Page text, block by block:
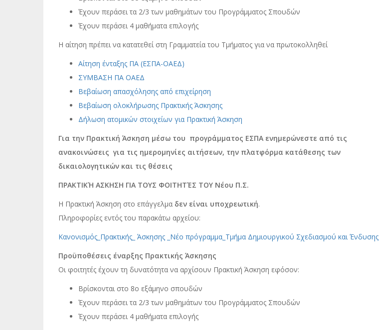
Έχουν περάσει τα 2/3 των μαθημάτων του Προγράμματος Σπουδών
Έχουν περάσει 4 μαθήματα επιλογής
Η αίτηση πρέπει να κατατεθεί στη Γραμματεία του Τμήματος για να πρωτοκολληθεί
Αίτηση ένταξης ΠΑ (ΕΣΠΑ-ΟΑΕΔ)
ΣΥΜΒΑΣΗ ΠΑ ΟΑΕΔ
Βεβαίωση απασχόλησης από επιχείρηση
Βεβαίωση ολοκλήρωσης Πρακτικής Άσκησης
Δήλωση ατομικών στοιχείων για Πρακτική Άσκηση
Για την Πρακτική Άσκηση μέσω του προγράμματος ΕΣΠΑ ενημερώνεστε από τις
ανακοινώσεις για τις ημερομηνίες αιτήσεων, την πλατφόρμα κατάθεσης των
δικαιολογητικών και τις θέσεις
ΠΡΑΚΤΙΚΉ ΑΣΚΗΣΗ ΓΙΑ ΤΟΥΣ ΦΟΙΤΗΤΈΣ ΤΟΥ Νέου Π.Σ.
Η Πρακτική Άσκηση στο επάγγελμα δεν είναι υποχρεωτική.
Πληροφορίες εντός του παρακάτω αρχείου:
Κανονισμός_Πρακτικής_ Άσκησης _Νέο πρόγραμμα_Τμήμα Δημιουργικού Σχεδιασμού και Ένδυσης
Προϋποθέσεις έναρξης Πρακτικής Άσκησης
Οι φοιτητές έχουν τη δυνατότητα να αρχίσουν Πρακτική Άσκηση εφόσον:
Βρίσκονται στο 8o εξάμηνο σπουδών
Έχουν περάσει τα 2/3 των μαθημάτων του Προγράμματος Σπουδών
Έχουν περάσει 4 μαθήματα επιλογής